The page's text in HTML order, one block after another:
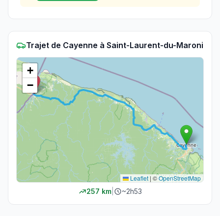
Trajet de Cayenne à Saint-Laurent-du-Maroni
+
−
Leaflet | ©OpenStreetMap
257 km| ~2h53